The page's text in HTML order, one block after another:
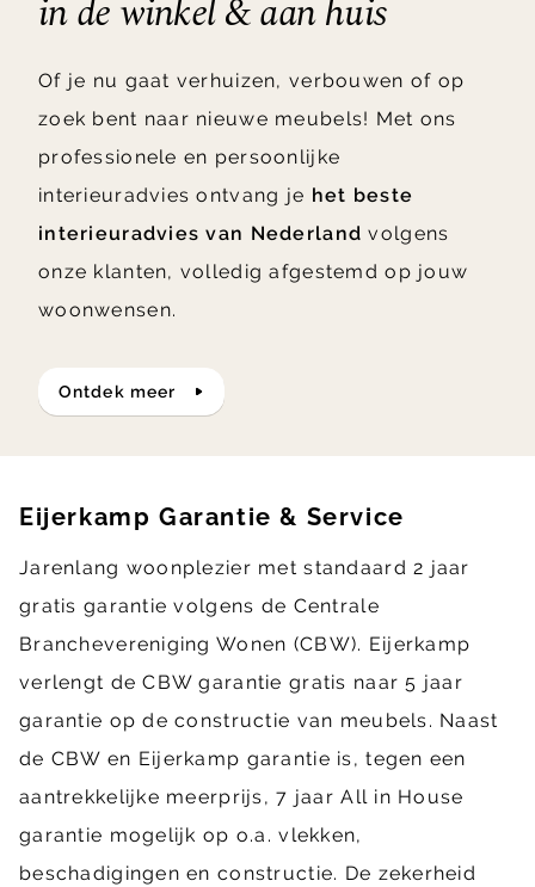
in de winkel & aan huis
Of je nu gaat verhuizen, verbouwen of op
zoek bent naar nieuwe meubels! Met ons
professionele en persoonlijke
interieuradvies ontvang je het beste
interieuradvies van Nederland volgens
onze klanten, volledig afgestemd op jouw
woonwensen.
ontdek meer
Eijerkamp Garantie & Service
Jarenlang woonplezier met standaard 2 jaar
gratis garantie volgens de Centrale
Branchevereniging Wonen (CBW). Eijerkamp
verlengt de CBW garantie gratis naar 5 jaar
garantie op de constructie van meubels. Naast
de CBW en Eijerkamp garantie is, tegen een
aantrekkelijke meerprijs, 7 jaar All in House
garantie mogelijk op o.a. vlekken,
beschadigingen en constructie. De zekerheid